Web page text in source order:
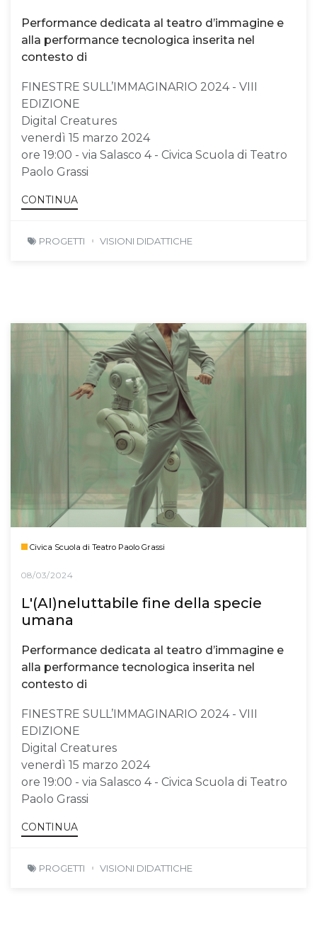
Performance dedicata al teatro d’immagine e
alla performance tecnologica inserita nel
contesto di
FINESTRE SULL’IMMAGINARIO 2024 - VIII
EDIZIONE
Digital Creatures
venerdì 15 marzo 2024
ore 19:00 - via Salasco 4 - Civica Scuola di Teatro
Paolo Grassi
CONTINUA
PROGETTI VISIONI DIDATTICHE
Civica Scuola di Teatro Paolo Grassi
08/03/2024
L'(AI)neluttabile fine della specie
umana
Performance dedicata al teatro d’immagine e
alla performance tecnologica inserita nel
contesto di
FINESTRE SULL’IMMAGINARIO 2024 - VIII
EDIZIONE
Digital Creatures
venerdì 15 marzo 2024
ore 19:00 - via Salasco 4 - Civica Scuola di Teatro
Paolo Grassi
CONTINUA
PROGETTI VISIONI DIDATTICHE